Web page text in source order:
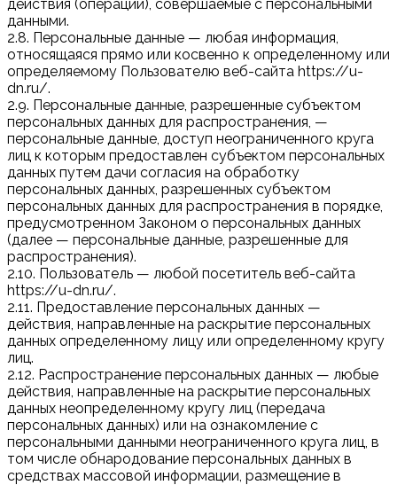
действия (операции), совершаемые с персональными
данными.
2.8. Персональные данные — любая информация,
относящаяся прямо или косвенно к определенному или
определяемому Пользователю веб-сайта https://u-
dn.ru/.
2.9. Персональные данные, разрешенные субъектом
персональных данных для распространения, —
персональные данные, доступ неограниченного круга
лиц к которым предоставлен субъектом персональных
данных путем дачи согласия на обработку
персональных данных, разрешенных субъектом
персональных данных для распространения в порядке,
предусмотренном Законом о персональных данных
(далее — персональные данные, разрешенные для
распространения).
2.10. Пользователь — любой посетитель веб-сайта
https://u-dn.ru/.
2.11. Предоставление персональных данных —
действия, направленные на раскрытие персональных
данных определенному лицу или определенному кругу
лиц.
2.12. Распространение персональных данных — любые
действия, направленные на раскрытие персональных
данных неопределенному кругу лиц (передача
персональных данных) или на ознакомление с
персональными данными неограниченного круга лиц, в
том числе обнародование персональных данных в
средствах массовой информации, размещение в